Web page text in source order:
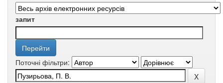
запит
Поточні фільтри: